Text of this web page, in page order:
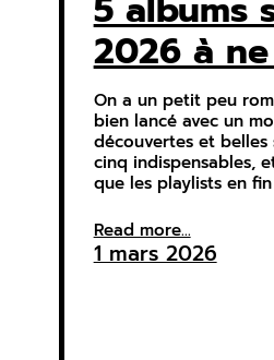
2026 à
On a un petit peu
bien lancé avec un
découvertes et belles
cinq indispensables,
que les playlists en
Read more...
1 mars 2026